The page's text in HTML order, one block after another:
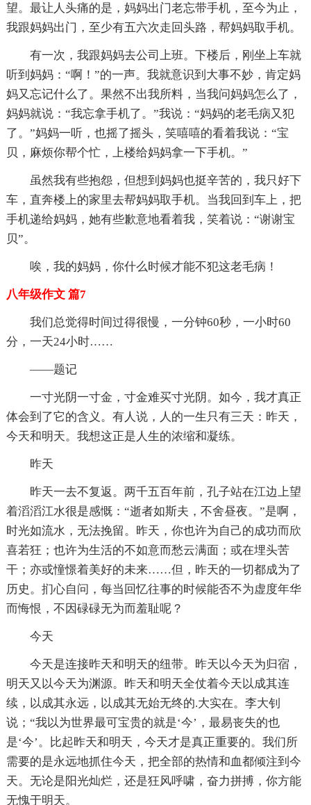
望。最让人头痛的是，妈妈出门老忘带手机，至今为止，
我跟妈妈出门，至少有五六次走回头路，帮妈妈取手机。
有一次，我跟妈妈去公司上班。下楼后，刚坐上车就
听到妈妈：“啊！”的一声。我就意识到大事不妙，肯定妈
妈又忘记什么了。果然不出我所料，当我问妈妈怎么了，
妈妈就说：“我忘拿手机了。”我说：“妈妈的老毛病又犯
了。”妈妈一听，也摇了摇头，笑嘻嘻的看着我说：“宝
贝，麻烦你帮个忙，上楼给妈妈拿一下手机。”
虽然我有些抱怨，但想到妈妈也挺辛苦的，我只好下
车，直奔楼上的家里去帮妈妈取手机。当我回到车上，把
手机递给妈妈，她有些歉意地看着我，笑着说：“谢谢宝
贝”。
唉，我的妈妈，你什么时候才能不犯这老毛病！
八年级作文 篇7
我们总觉得时间过得很慢，一分钟60秒，一小时60
分，一天24小时……
——题记
一寸光阴一寸金，寸金难买寸光阴。如今，我才真正
体会到了它的含义。有人说，人的一生只有三天：昨天，
今天和明天。我想这正是人生的浓缩和凝练。
昨天
昨天一去不复返。两千五百年前，孔子站在江边上望
着滔滔江水很是感慨：“逝者如斯夫，不舍昼夜。”是啊，
时光如流水，无法挽留。昨天，你也许为自己的成功而欣
喜若狂；也许为生活的不如意而愁云满面；或在埋头苦
干；亦或憧憬着美好的未来……但，昨天的一切都成为了
历史。扪心自问，每当回忆往事的时候能否不为虚度年华
而悔恨，不因碌碌无为而羞耻呢？
今天
今天是连接昨天和明天的纽带。昨天以今天为归宿，
明天又以今天为渊源。昨天和明天全仗着今天以成其连
续，以成其永远，以成其无始无终的.大实在。李大钊
说；“我以为世界最可宝贵的就是‘今’，最易丧失的也
是‘今’。比起昨天和明天，今天才是真正重要的。我们所
需要的是永远地抓住今天，把全部的热情和血都倾注到今
天。无论是阳光灿烂，还是狂风呼啸，奋力拼搏，你方能
无愧于明天。